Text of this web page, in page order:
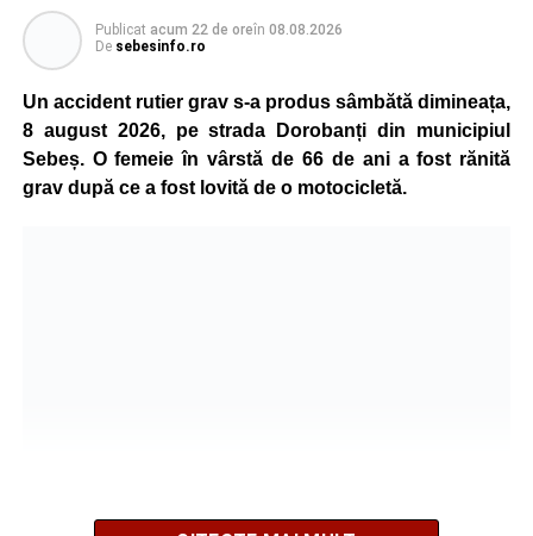
Publicat acum 22 de oreîn 08.08.2026
De sebesinfo.ro
Un accident rutier grav s-a produs sâmbătă dimineața,
8 august 2026, pe strada Dorobanți din municipiul
Sebeș. O femeie în vârstă de 66 de ani a fost rănită
grav după ce a fost lovită de o motocicletă.